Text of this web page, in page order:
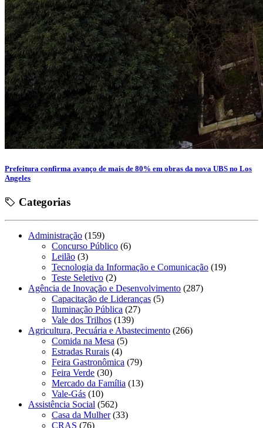
Prefeitura confirma avanço de mais de 80% em obras da nova UBS no Los
Angeles
Categorias
Administração (159)
Concurso Público (6)
Leilão (3)
Tecnologia da Informação e Comunicação (19)
Teste Seletivo (2)
Agência de Inovação e Desenvolvimento (287)
Capacitação de Lideranças (5)
Iluminação Pública (27)
Vale dos Trilhos (139)
Agricultura, Pecuária e Abastecimento (266)
Comida na Mesa (5)
Estradas Rurais (4)
Feira Gastronômica (79)
Feira Verde (30)
Mercado da Família (13)
Vale-Gás (10)
Assistência Social (562)
Casa da Mulher(33)
CRAS (76)